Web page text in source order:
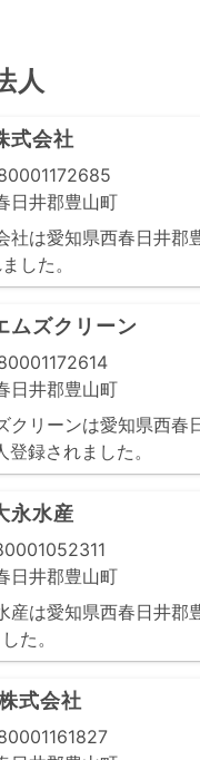
人
式会社
日井郡豊山町
社は愛知県西春日井
した。
ムズクリーン
日井郡豊山町
クリーンは愛知県西春
録されました。
永水産
日井郡豊山町
産は愛知県西春日井
た。
式会社